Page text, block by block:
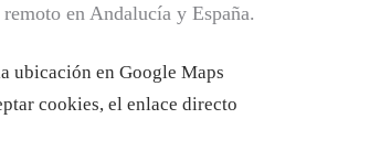
en Andalucía y España.
ubicación en Google Maps
cookies, el enlace directo